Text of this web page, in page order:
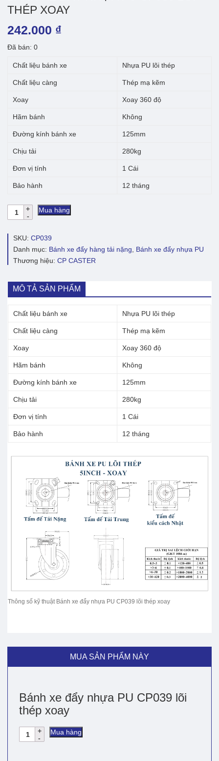
THÉP XOAY
242.000 ₫
Đã bán: 0
Chất liệu bánh xe Nhựa PU lõi thép
Chất liệu càng Thép mạ kẽm
Xoay Xoay 360 độ
Hãm bánh Không
Đường kính bánh xe 125mm
Chịu tải 280kg
Đơn vị tính 1 Cái
Bảo hành 12 tháng
Bánh
nhựa
CP039
lõi
số
lượng
Mua hàng
SKU: CP039
Danh mục: Bánh xe đẩy hàng tải nặng
Bánh xe đẩy nhựa PU
Thương hiệu: CP CASTER
MÔ TẢ SẢN PHẨM
Chất liệu bánh xe Nhựa PU lõi thép
Chất liệu càng Thép mạ kẽm
Xoay Xoay 360 độ
Hãm bánh Không
Đường kính bánh xe 125mm
Chịu tải 280kg
Đơn vị tính 1 Cái
Bảo hành 12 tháng
Thông số kỹ thuật Bánh xe đẩy nhựa PU CP039 lõi thép xoay
MUA SẢN PHẨM NÀY
Bánh xe đẩy nhựa PU CP039 lõi
thép xoay
Bánh
xe
Mua hàng